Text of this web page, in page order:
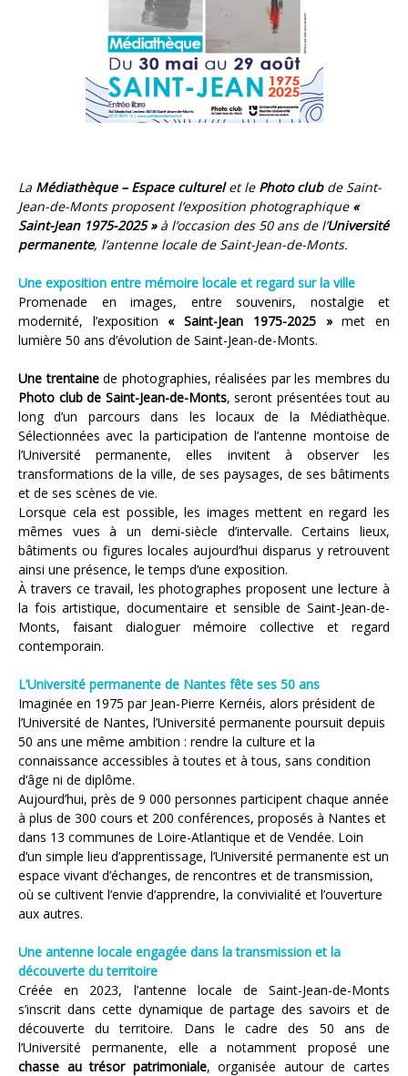
La Médiathèque – Espace culturelet le Photo clubde Saint-
Jean-de-Monts proposent l’exposition photographique «
Saint-Jean 1975-2025 »à l’occasion des 50 ans de l’Université
permanente, l’antenne locale de Saint-Jean-de-Monts.
Une exposition entre mémoire locale et regard sur la ville
Promenade en images, entre souvenirs, nostalgie et
modernité, l’exposition « Saint-Jean 1975-2025 »met en
lumière 50 ans d’évolution de Saint-Jean-de-Monts.
Une trentaine de photographies, réalisées par les membres du
Photo club de Saint-Jean-de-Monts, seront présentées tout au
long d’un parcours dans les locaux de la Médiathèque.
Sélectionnées avec la participation de l’antenne montoise de
l’Université permanente, elles invitent à observer les
transformations de la ville, de ses paysages, de ses bâtiments
et de ses scènes de vie.
Lorsque cela est possible, les images mettent en regard les
mêmes vues à un demi-siècle d’intervalle. Certains lieux,
bâtiments ou figures locales aujourd’hui disparus y retrouvent
ainsi une présence, le temps d’une exposition.
À travers ce travail, les photographes proposent une lecture à
la fois artistique, documentaire et sensible de Saint-Jean-de-
Monts, faisant dialoguer mémoire collective et regard
contemporain.
L’Université permanente de Nantes fête ses 50 ans
Imaginée en 1975 par Jean-Pierre Kernéis, alors président de
l’Université de Nantes, l’Université permanente poursuit depuis
50 ans une même ambition : rendre la culture et la
connaissance accessibles à toutes et à tous, sans condition
d’âge ni de diplôme.
Aujourd’hui, près de 9 000 personnes participent chaque année
à plus de 300 cours et 200 conférences, proposés à Nantes et
dans 13 communes de Loire-Atlantique et de Vendée. Loin
d’un simple lieu d’apprentissage, l’Université permanente est un
espace vivant d’échanges, de rencontres et de transmission,
où se cultivent l’envie d’apprendre, la convivialité et l’ouverture
aux autres.
Une antenne locale engagée dans la transmission et la
découverte du territoire
Créée en 2023, l’antenne locale de Saint-Jean-de-Monts
s’inscrit dans cette dynamique de partage des savoirs et de
découverte du territoire. Dans le cadre des 50 ans de
l’Université permanente, elle a notamment proposé une
chasse au trésor patrimoniale, organisée autour de cartes